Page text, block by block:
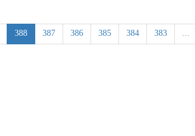
...
383
384
385
386
387
388